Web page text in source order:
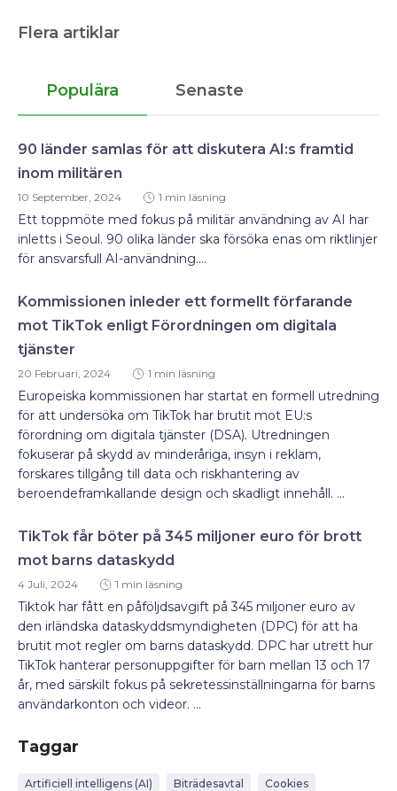
Flera artiklar
Populära Senaste
90 länder samlas för att diskutera AI:s framtid
inom militären
10 September, 2024 1 min läsning
Ett toppmöte med fokus på militär användning av AI har
inletts i Seoul. 90 olika länder ska försöka enas om riktlinjer
för ansvarsfull AI-användning....
Kommissionen inleder ett formellt förfarande
mot TikTok enligt Förordningen om digitala
tjänster
20 Februari, 2024 1 min läsning
Europeiska kommissionen har startat en formell utredning
för att undersöka om TikTok har brutit mot EU:s
förordning om digitala tjänster (DSA). Utredningen
fokuserar på skydd av minderåriga, insyn i reklam,
forskares tillgång till data och riskhantering av
beroendeframkallande design och skadligt innehåll. ...
TikTok får böter på 345 miljoner euro för brott
mot barns dataskydd
4 Juli, 2024 1 min läsning
Tiktok har fått en påföljdsavgift på 345 miljoner euro av
den irländska dataskyddsmyndigheten (DPC) för att ha
brutit mot regler om barns dataskydd. DPC har utrett hur
TikTok hanterar personuppgifter för barn mellan 13 och 17
år, med särskilt fokus på sekretessinställningarna för barns
användarkonton och videor. ...
Taggar
Artificiell intelligens (AI) Biträdesavtal Cookies